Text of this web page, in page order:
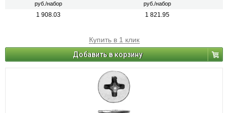
руб./набор руб./набор
1 908.03 1 821.95
Купить в 1 клик
Добавить в корзину